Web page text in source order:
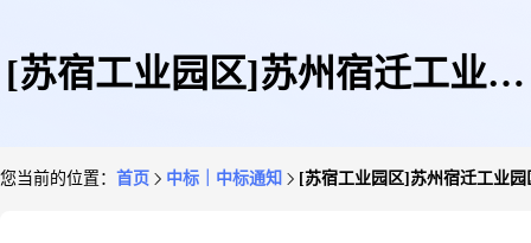
[苏宿工业园区]苏州宿迁工业园
您当前的位置： 首页 中标｜中标通知 [苏宿工业园区]苏州宿迁工业